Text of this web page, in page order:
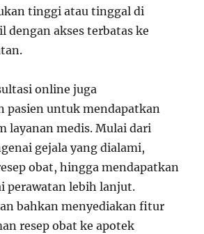
tinggi atau tinggal di
dengan akses terbatas ke
online juga
pasien untuk mendapatkan
layanan medis. Mulai dari
gejala yang dialami,
obat, hingga mendapatkan
perawatan lebih lanjut.
bahkan menyediakan fitur
resep obat ke apotek